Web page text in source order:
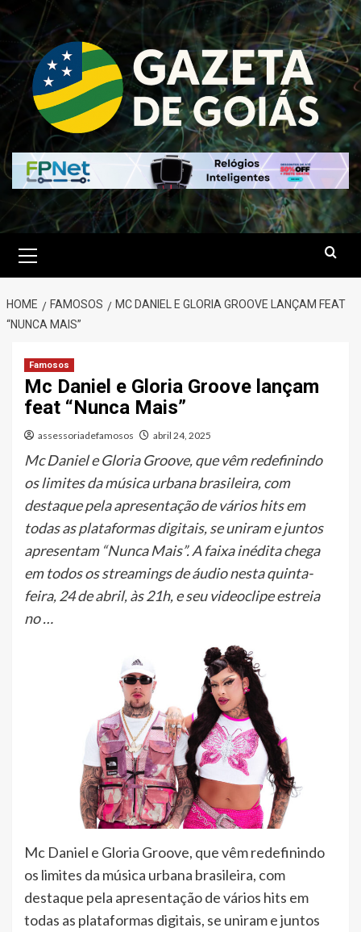
Skip
to
content
Menu
HOME FAMOSOS
MC DANIEL E GLORIA GROOVE LANÇAM FEAT
“NUNCA MAIS”
Famosos
Mc Daniel e Gloria Groove lançam
feat “Nunca Mais”
assessoriadefamosos abril 24, 2025
Mc Daniel e Gloria Groove, que vêm redefinindo
os limites da música urbana brasileira, com
destaque pela apresentação de vários hits em
todas as plataformas digitais, se uniram e juntos
apresentam “Nunca Mais”. A faixa inédita chega
em todos os streamings de áudio nesta quinta-
feira, 24 de abril, às 21h, e seu videoclipe estreia
no …
Mc Daniel e Gloria Groove, que vêm redefinindo
os limites da música urbana brasileira, com
destaque pela apresentação de vários hits em
todas as plataformas digitais, se uniram e juntos